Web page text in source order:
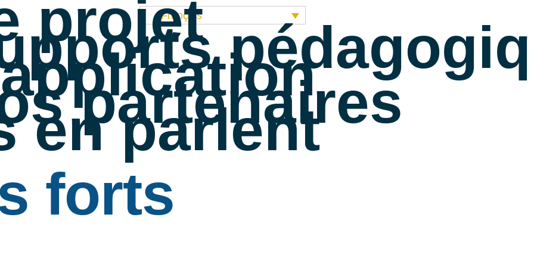
projet
partenaires
en parlent
Français
forts